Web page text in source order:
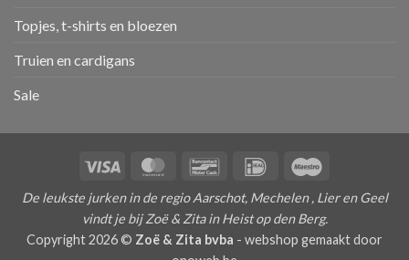
Topjes, t-shirts en bloezen
Truien en cardigans
Sale
Visa MasterCardBancontactIDeal
De leukste jurken in de regio Aarschot, Mechelen , Lier en Geel
vindt je bij Zoë & Zita in Heist op den Berg.
Copyright 2026 © Zoë & Zita bvba - webshop gemaakt door